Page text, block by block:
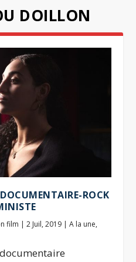
DOILLON
ROCK
film |2 Juil, 2019 |A la une,